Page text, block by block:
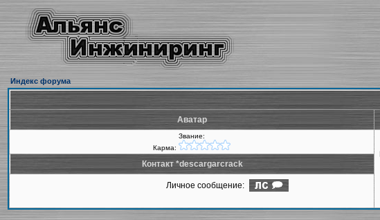
Индекс форума
Аватар
Звание:
Карма:
Контакт *descargarcrack
Личное сообщение: